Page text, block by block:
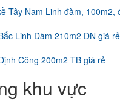
khu vực